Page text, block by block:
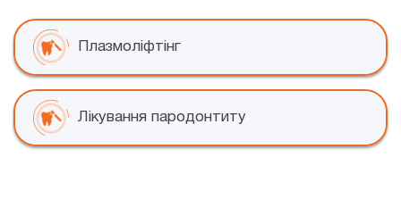
Плазмоліфтінг
Лікування пародонтиту